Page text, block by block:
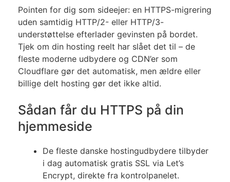
Pointen for dig som sideejer: en HTTPS-migrering
uden samtidig HTTP/2- eller HTTP/3-
understøttelse efterlader gevinsten på bordet.
Tjek om din hosting reelt har slået det til – de
fleste moderne udbydere og CDN’er som
Cloudflare gør det automatisk, men ældre eller
billige delt hosting gør det ikke altid.
Sådan får du HTTPS på din
hjemmeside
De fleste danske hostingudbydere tilbyder
i dag automatisk gratis SSL via Let’s
Encrypt, direkte fra kontrolpanelet.